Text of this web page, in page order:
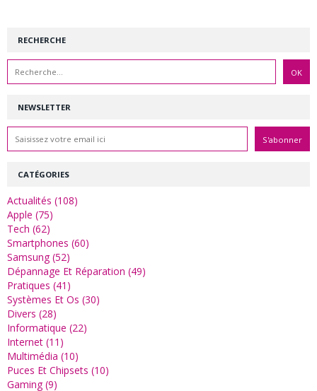
NEWSLETTER
RECHERCHE
CATÉGORIES
Actualités (108)
Apple (75)
Tech (62)
Smartphones (60)
Samsung (52)
Dépannage Et Réparation (49)
Pratiques (41)
Systèmes Et Os (30)
Divers (28)
Informatique (22)
Internet (11)
Multimédia (10)
Puces Et Chipsets (10)
Gaming (9)